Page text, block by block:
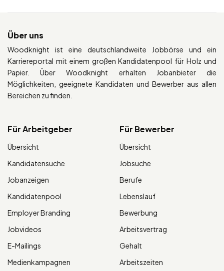
Über uns
Woodknight ist eine deutschlandweite Jobbörse und ein
Karriereportal mit einem großen Kandidatenpool für Holz und
Papier. Über Woodknight erhalten Jobanbieter die
Möglichkeiten, geeignete Kandidaten und Bewerber aus allen
Bereichen zu finden.
Für Arbeitgeber
Übersicht
Kandidatensuche
Jobanzeigen
Kandidatenpool
Employer Branding
Jobvideos
E-Mailings
Medienkampagnen
Für Bewerber
Übersicht
Jobsuche
Berufe
Lebenslauf
Bewerbung
Arbeitsvertrag
Gehalt
Arbeitszeiten